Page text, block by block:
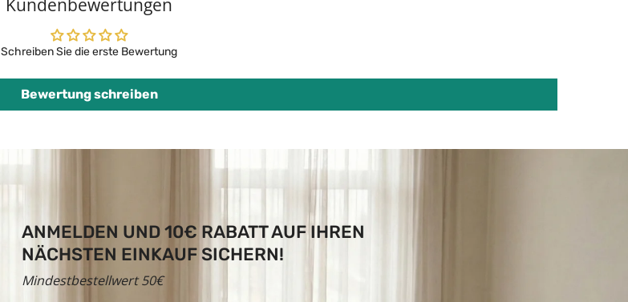
Kundenbewertungen
Schreiben Sie die erste Bewertung
Bewertung schreiben
ANMELDEN UND 10€ RABATT AUF IHREN
NÄCHSTEN EINKAUF SICHERN!
Mindestbestellwert 50€